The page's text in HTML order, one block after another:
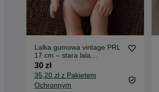
Lalka gumowa vintage PRL
17 cm – stara lala
kolekcjonerska
30 zł
35,20 zł z Pakietem
Ochronnym